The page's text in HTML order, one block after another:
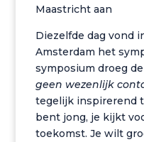
Maastricht aan
Diezelfde dag vond
Amsterdam het
symposium droeg
geen wezenlijk
tegelijk inspirerend
bent jong, je kijkt
toekomst. Je wilt